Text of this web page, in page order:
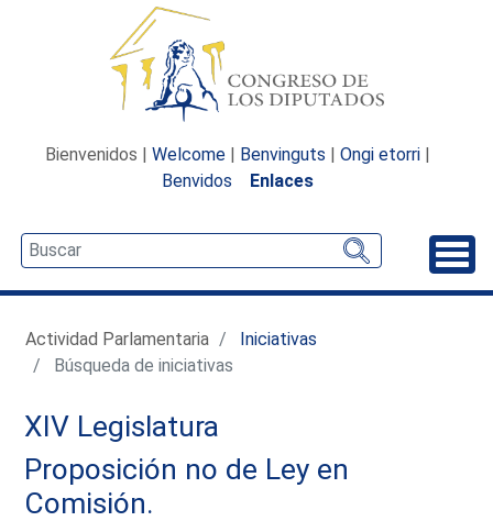
Bienvenidos | Welcome | Benvinguts | Ongi etorri |
Benvidos
Enlaces
Actividad Parlamentaria
Iniciativas
Búsqueda de iniciativas
XIV Legislatura
Proposición no de Ley en
Comisión.